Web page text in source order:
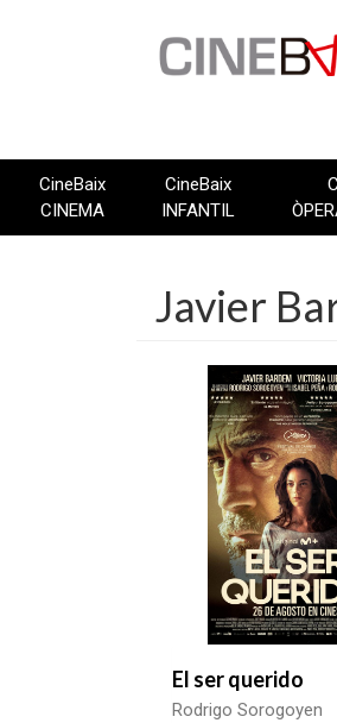
CineBaix
CINEMA
CineBaix
INFANTIL
Javier
El ser querido
Rodrigo Sorogoyen